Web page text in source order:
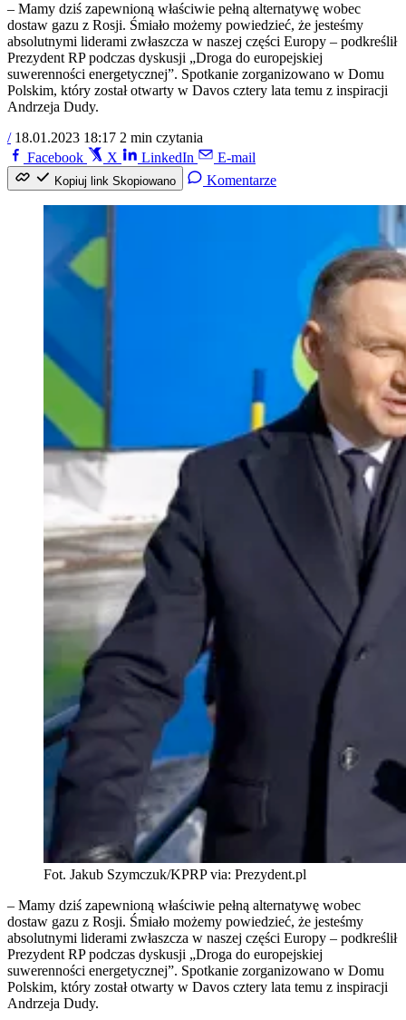
– Mamy dziś zapewnioną właściwie pełną alternatywę wobec
dostaw gazu z Rosji. Śmiało możemy powiedzieć, że jesteśmy
absolutnymi liderami zwłaszcza w naszej części Europy – podkreślił
Prezydent RP podczas dyskusji „Droga do europejskiej
suwerenności energetycznej”. Spotkanie zorganizowano w Domu
Polskim, który został otwarty w Davos cztery lata temu z inspiracji
Andrzeja Dudy.
/ 18.01.2023 18:17 2 min czytania
Facebook
X LinkedIn E-mail
Kopiuj link Skopiowano Komentarze
Fot. Jakub Szymczuk/KPRP via: Prezydent.pl
– Mamy dziś zapewnioną właściwie pełną alternatywę wobec
dostaw gazu z Rosji. Śmiało możemy powiedzieć, że jesteśmy
absolutnymi liderami zwłaszcza w naszej części Europy – podkreślił
Prezydent RP podczas dyskusji „Droga do europejskiej
suwerenności energetycznej”. Spotkanie zorganizowano w Domu
Polskim, który został otwarty w Davos cztery lata temu z inspiracji
Andrzeja Dudy.